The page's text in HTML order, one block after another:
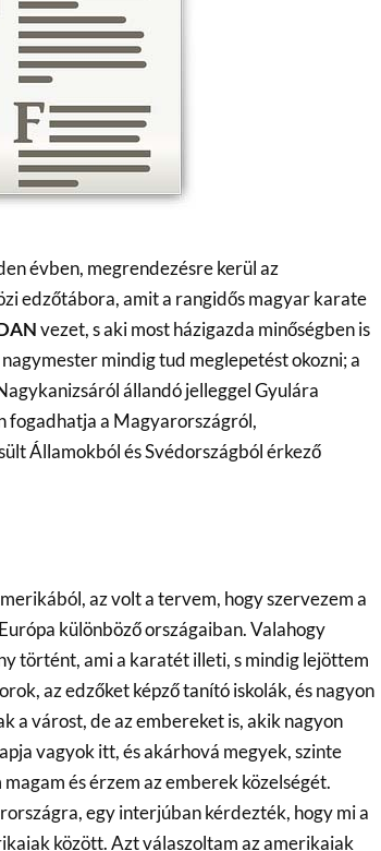
évben, megrendezésre kerül az
edzőtábora, amit a rangidős magyar karate
vezet, s aki most házigazda minőségben is
mindig tud meglepetést okozni; a
állandó jelleggel Gyulára
fogadhatja a Magyarországról,
Államokból és Svédországból érkező
az volt a tervem, hogy szervezem a
különböző országaiban. Valahogy
történt, ami a karatét illeti, s mindig lejöttem
az edzőket képző tanító iskolák, és nagyon
a várost, de az embereket is, akik nagyon
vagyok itt, és akárhová megyek, szinte
és érzem az emberek közelségét.
egy interjúban kérdezték, hogy mi a
között. Azt válaszoltam az amerikaiak